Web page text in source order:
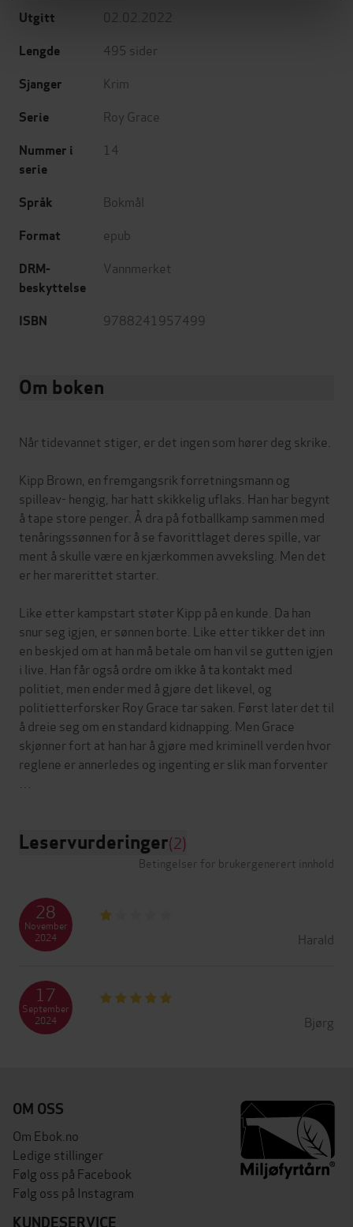
Utgitt 02.02.2022
Lengde 495 sider
Sjanger Krim
Serie Roy Grace
Nummer i
serie
14
Språk Bokmål
Format epub
DRM-
beskyttelse
Vannmerket
ISBN 9788241957499
Om boken
Når tidevannet stiger, er det ingen som hører deg skrike.
Kipp Brown, en fremgangsrik forretningsmann og
spilleav- hengig, har hatt skikkelig uflaks. Han har begynt
å tape store penger. Å dra på fotballkamp sammen med
tenåringssønnen for å se favorittlaget deres spille, var
ment å skulle være en kjærkommen avveksling. Men det
er her marerittet starter.
Like etter kampstart støter Kipp på en kunde. Da han
snur seg igjen, er sønnen borte. Like etter tikker det inn
en beskjed om at han må betale om han vil se gutten igjen
i live. Han får også ordre om ikke å ta kontakt med
politiet, men ender med å gjøre det likevel, og
politietterforsker Roy Grace tar saken. Først later det til
å dreie seg om en standard kidnapping. Men Grace
skjønner fort at han har å gjøre med kriminell verden hvor
reglene er annerledes og ingenting er slik man forventer
Leservurderinger(2)
Betingelser for brukergenerert innhold
Harald
28
November
2024
Bjørg
17
September
2024
OM OSS
Om Ebok.no
Ledige stillinger
Følg oss på Facebook
Følg oss på Instagram
KUNDESERVICE